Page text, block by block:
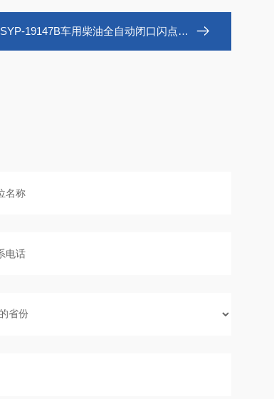
SYP-19147B车用柴油全自动闭口闪点测定仪